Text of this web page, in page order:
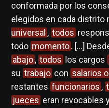
conformada por los
elegidos en cada distrito
universal , todos
todo momento . […]
abajo , todos los cargos
su trabajo con salarios
restantes funcionarios ,
jueces eran revocables